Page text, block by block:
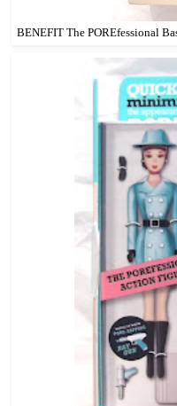
BENEFIT The POREfessional